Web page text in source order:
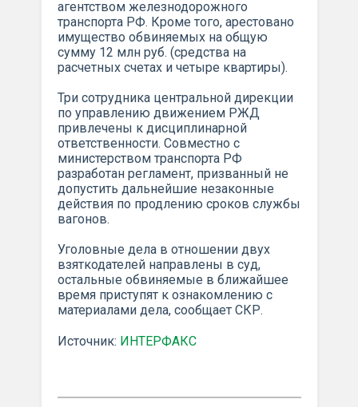
агентством железнодорожного
транспорта РФ. Кроме того, арестовано
имущество обвиняемых на общую
сумму 12 млн руб. (средства на
расчетных счетах и четыре квартиры).
Три сотрудника центральной дирекции
по управлению движением РЖД
привлечены к дисциплинарной
ответственности. Совместно с
министерством транспорта РФ
разработан регламент, призванный не
допустить дальнейшие незаконные
действия по продлению сроков службы
вагонов.
Уголовные дела в отношении двух
взяткодателей направлены в суд,
остальные обвиняемые в ближайшее
время приступят к ознакомлению с
материалами дела, сообщает СКР.
Источник: ИНТЕРФАКС